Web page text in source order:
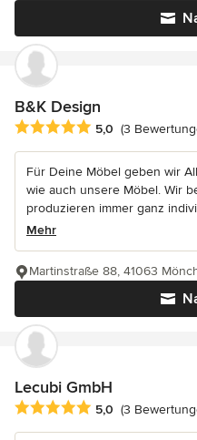
B&K Design
Durchschnittliche
5,0 (3
Für Deine Möbel geben wir
wie auch unsere Möbel. Wir
produzieren immer ganz
Mehr
Martinstraße 88, 41063
Lecubi GmbH
Durchschnittliche
5,0 (3